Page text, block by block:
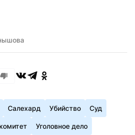
Салехард Убийство Суд
Уголовное дело